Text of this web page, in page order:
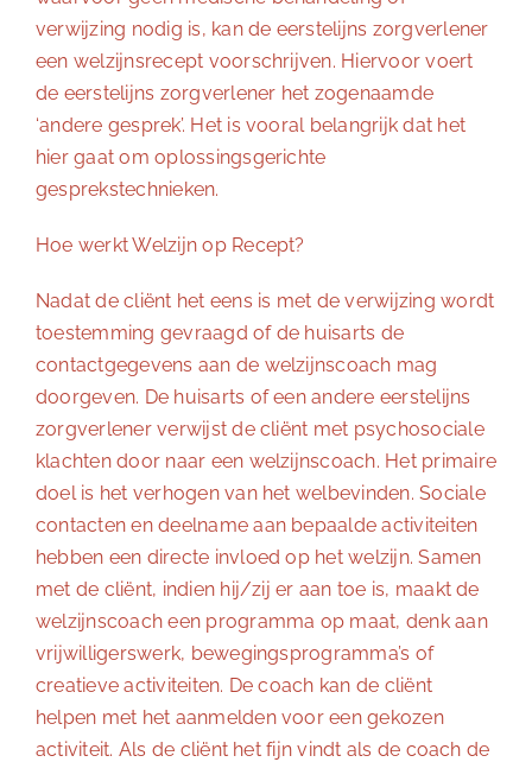
verwijzing nodig is, kan de eerstelijns zorgverlener
een welzijnsrecept voorschrijven. Hiervoor voert
de eerstelijns zorgverlener het zogenaamde
‘andere gesprek’. Het is vooral belangrijk dat het
hier gaat om oplossingsgerichte
gesprekstechnieken.
Hoe werkt Welzijn op Recept?
Nadat de cliënt het eens is met de verwijzing wordt
toestemming gevraagd of de huisarts de
contactgegevens aan de welzijnscoach mag
doorgeven. De huisarts of een andere eerstelijns
zorgverlener verwijst de cliënt met psychosociale
klachten door naar een welzijnscoach. Het primaire
doel is het verhogen van het welbevinden. Sociale
contacten en deelname aan bepaalde activiteiten
hebben een directe invloed op het welzijn. Samen
met de cliënt, indien hij/zij er aan toe is, maakt de
welzijnscoach een programma op maat, denk aan
vrijwilligerswerk, bewegingsprogramma’s of
creatieve activiteiten. De coach kan de cliënt
helpen met het aanmelden voor een gekozen
activiteit. Als de cliënt het fijn vindt als de coach de